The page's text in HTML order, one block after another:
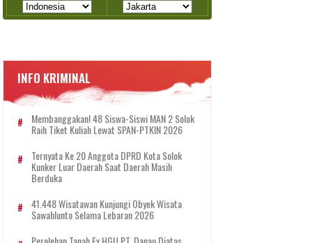
INFO KRIMINAL
Membanggakan! 48 Siswa-Siswi MAN 2 Solok
Raih Tiket Kuliah Lewat SPAN-PTKIN 2026
Ternyata Ke 20 Anggota DPRD Kota Solok
Kunker Luar Daerah Saat Daerah Masih
Berduka
41.448 Wisatawan Kunjungi Obyek Wisata
Sawahlunto Selama Lebaran 2026